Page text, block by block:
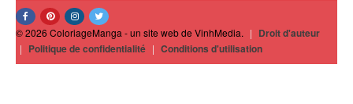
© 2026 ColoriageManga - un site web de VinhMedia. | Droit d'auteur
| Politique de confidentialité | Conditions d'utilisation